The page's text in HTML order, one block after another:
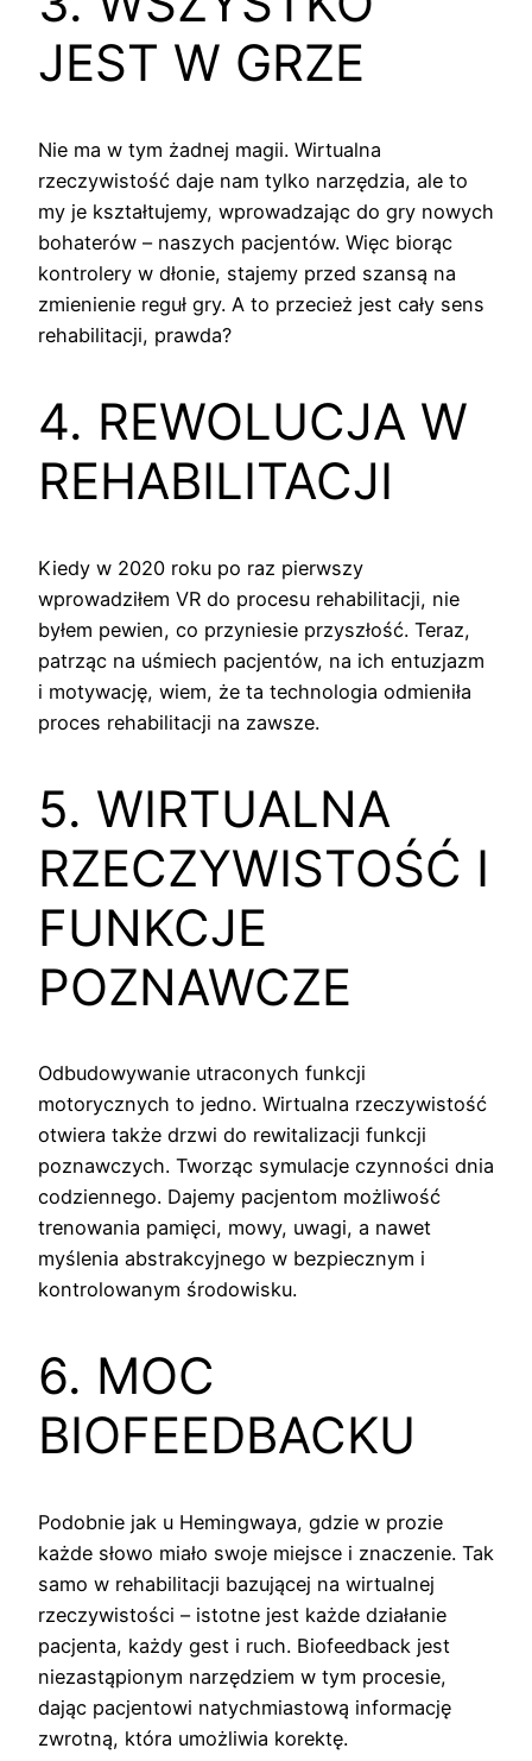
JEST W GRZE
Nie ma w tym żadnej magii. Wirtualna
rzeczywistość daje nam tylko narzędzia, ale to
my je kształtujemy, wprowadzając do gry nowych
bohaterów – naszych pacjentów. Więc biorąc
kontrolery w dłonie, stajemy przed szansą na
zmienienie reguł gry. A to przecież jest cały sens
rehabilitacji, prawda?
4. REWOLUCJA W
REHABILITACJI
Kiedy w 2020 roku po raz pierwszy
wprowadziłem VR do procesu rehabilitacji, nie
byłem pewien, co przyniesie przyszłość. Teraz,
patrząc na uśmiech pacjentów, na ich entuzjazm
i motywację, wiem, że ta technologia odmieniła
proces rehabilitacji na zawsze.
5. WIRTUALNA
RZECZYWISTOŚĆ I
FUNKCJE
POZNAWCZE
Odbudowywanie utraconych funkcji
motorycznych to jedno. Wirtualna rzeczywistość
otwiera także drzwi do rewitalizacji funkcji
poznawczych. Tworząc symulacje czynności dnia
codziennego. Dajemy pacjentom możliwość
trenowania pamięci, mowy, uwagi, a nawet
myślenia abstrakcyjnego w bezpiecznym i
kontrolowanym środowisku.
6. MOC
BIOFEEDBACKU
Podobnie jak u Hemingwaya, gdzie w prozie
każde słowo miało swoje miejsce i znaczenie. Tak
samo w rehabilitacji bazującej na wirtualnej
rzeczywistości – istotne jest każde działanie
pacjenta, każdy gest i ruch. Biofeedback jest
niezastąpionym narzędziem w tym procesie,
dając pacjentowi natychmiastową informację
zwrotną, która umożliwia korektę.